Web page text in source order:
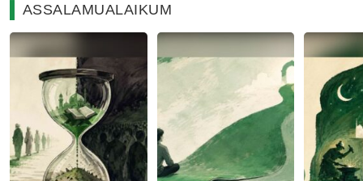
ASSALAMUALAIKUM